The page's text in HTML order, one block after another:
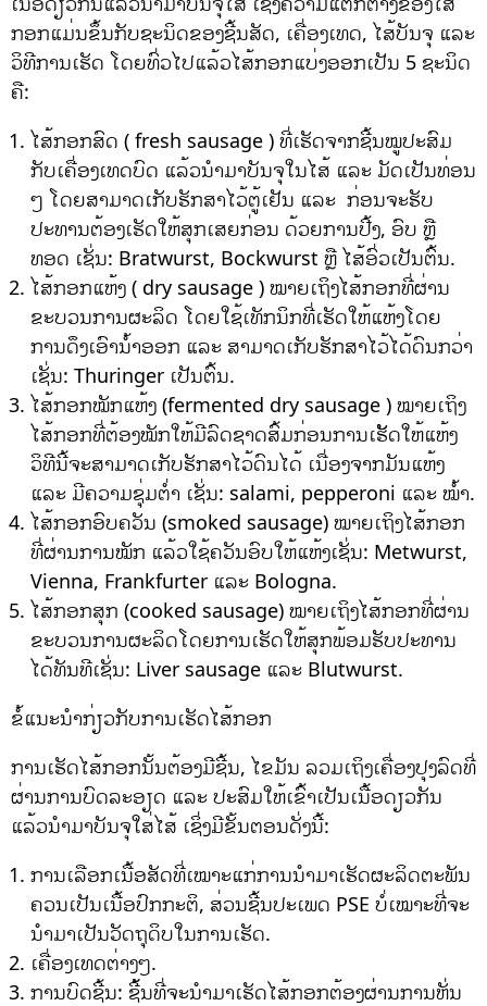
ກອກແມ່ນຂຶ້ນກັບຊະນິດຂອງຊີ້ນສັດ, ເຄື່ອງເທດ, ໄສ້ບັນຈຸ ແລະ
ວິທີການເຮັດ ໂດຍທົ່ວໄປແລ້ວໄສ້ກອກແບ່ງອອກເປັນ 5 ຊະນິດ
ຄື:
ໄສ້ກອກສົດ ( fresh sausage ) ທີ່ເຮັດຈາກຊີ້ນໝູປະສົມ
ກັບເຄື່ອງເທດບົດ ແລ້ວນຳມາບັນຈຸໃນໄສ້ ແລະ ມັດເປັນທ່ອນ
ໆ ໂດຍສາມາດເກັບຮັກສາໄວ້ຕູ້ເຢັນ ແລະ ກ່ອນຈະຮັບ
ປະທານຕ້ອງເຮັດໃຫ້ສຸກເສຍກ່ອນ ດ້ວຍການປີ້ງ, ອົບ ຫຼື
ທອດ ເຊັ່ນ: Bratwurst, Bockwurst ຫຼື ໄສ້ອົ່ວເປັນຕົ້ນ.
ໄສ້ກອກແຫ້ງ ( dry sausage ) ໝາຍເຖິງໄສ້ກອກທີ່ຜ່ານ
ຂະບວນການຜະລິດ ໂດຍໃຊ້ເທັກນິກທີ່ເຮັດໃຫ້ແຫ້ງໂດຍ
ການດຶງເອົານ້ຳອອກ ແລະ ສາມາດເກັບຮັກສາໄວ້ໄດ້ດົນກວ່າ
ເຊັ່ນ: Thuringer ເປັນຕົ້ນ.
ໄສ້ກອກໝັກແຫ້ງ (fermented dry sausage ) ໝາຍເຖິງ
ໄສ້ກອກທີ່ຕ້ອງໝັກໃຫ້ມີລົດຊາດສົ້ມກ່ອນການເຮັັດໃຫ້ແຫ້ງ
ວິທີນີ້ຈະສາມາດເກັບຮັກສາໄວ້ດົນໄດ້ ເນື່ອງຈາກມັນແຫ້ງ
ແລະ ມີຄວາມຊຸ່ມຕ່ຳ ເຊັ່ນ: salami, pepperoni ແລະ ໝ້ຳ.
ໄສ້ກອກອົບຄວັນ (smoked sausage) ໝາຍເຖິງໄສ້ກອກ
ທີ່ຜ່ານການໝັກ ແລ້ວໃຊ້ຄວັນອົບໃຫ້ແຫ້ງເຊັ່ນ: Metwurst,
Vienna, Frankfurter ແລະ Bologna.
ໄສ້ກອກສຸກ (cooked sausage) ໝາຍເຖິງໄສ້ກອກທີ່ຜ່ານ
ຂະບວນການຜະລິດໂດຍການເຮັດໃຫ້ສຸກພ້ອມຮັບປະທານ
ໄດ້ທັນທີເຊັ່ນ: Liver sausage ແລະ Blutwurst.
ຂໍ້ແນະນຳກ່ຽວກັບການເຮັດໄສ້ກອກ
ການເຮັດໄສ້ກອກນັ້ນຕ້ອງມີຊີ້ນ, ໄຂມັນ ລວມເຖິງເຄື່ອງປຸງລົດທີ່
ຜ່ານການບົດລະອຽດ ແລະ ປະສົມໃຫ້ເຂົ້າເປັນເນື້ອດຽວກັນ
ແລ້ວນຳມາບັນຈຸໃສ່ໄສ້ ເຊິ່ງມີຂັ້ນຕອນດັ່ງນີ້:
ການເລືອກເນື້ອສັດທີ່ເໝາະແກ່ການນຳມາເຮັດຜະລິດຕະພັນ
ຄວນເປັນເນື້ອປົກກະຕິ, ສ່ວນຊີ້ນປະເພດ PSE ບໍ່ເໝາະທີ່ຈະ
ນຳມາເປັນວັດຖຸດິບໃນການເຮັດ.
ເຄື່ອງເທດຕ່າງໆ.
ການບົດຊີ້ນ: ຊີ້້ນທີ່ຈະນຳມາເຮັດໄສ້ກອກຕ້ອງຜ່ານການຫັ່ນ